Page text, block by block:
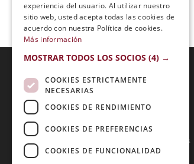
Acreditaciones:
Métodos de Pago:
experiencia del usuario. Al utilizar nuestro
sitio web, usted acepta todas las cookies de
acuerdo con nuestra Política de cookies.
Más información
MOSTRAR TODOS LOS SOCIOS (4) →
COOKIES ESTRICTAMENTE
NECESARIAS
COOKIES DE RENDIMIENTO
COOKIES DE PREFERENCIAS
COOKIES DE FUNCIONALIDAD